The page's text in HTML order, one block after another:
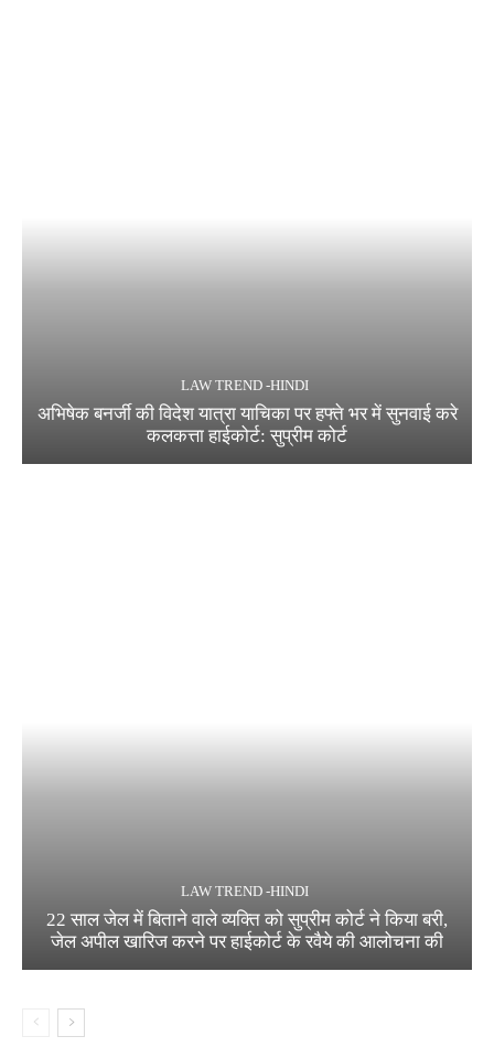
LAW TREND -HINDI
अभिषेक बनर्जी की विदेश यात्रा याचिका पर हफ्ते भर में सुनवाई करे
कलकत्ता हाईकोर्ट: सुप्रीम कोर्ट
LAW TREND -HINDI
22 साल जेल में बिताने वाले व्यक्ति को सुप्रीम कोर्ट ने किया बरी,
जेल अपील खारिज करने पर हाईकोर्ट के रवैये की आलोचना की